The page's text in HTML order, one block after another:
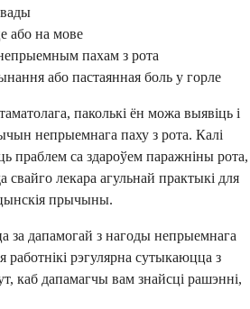
або на мове
пахам з рота
або пастаянная боль у горле
паколькі ён можа выявіць і
непрыемнага паху з рота. Калі
праблем са здароўем паражніны рота,
свайго лекара агульнай практыкі для
прычыны.
за дапамогай з нагоды непрыемнага
рэгулярна сутыкаюцца з
каб дапамагчы вам знайсці рашэнні,